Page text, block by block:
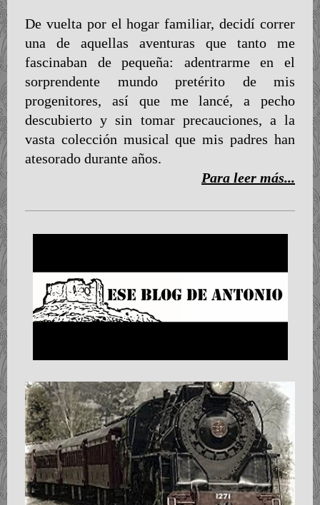
De vuelta por el hogar familiar, decidí correr
una de aquellas aventuras que tanto me
fascinaban de pequeña: adentrarme en el
sorprendente mundo pretérito de mis
progenitores, así que me lancé, a pecho
descubierto y sin tomar precauciones, a la
vasta colección musical que mis padres han
atesorado durante años.
Para leer más...